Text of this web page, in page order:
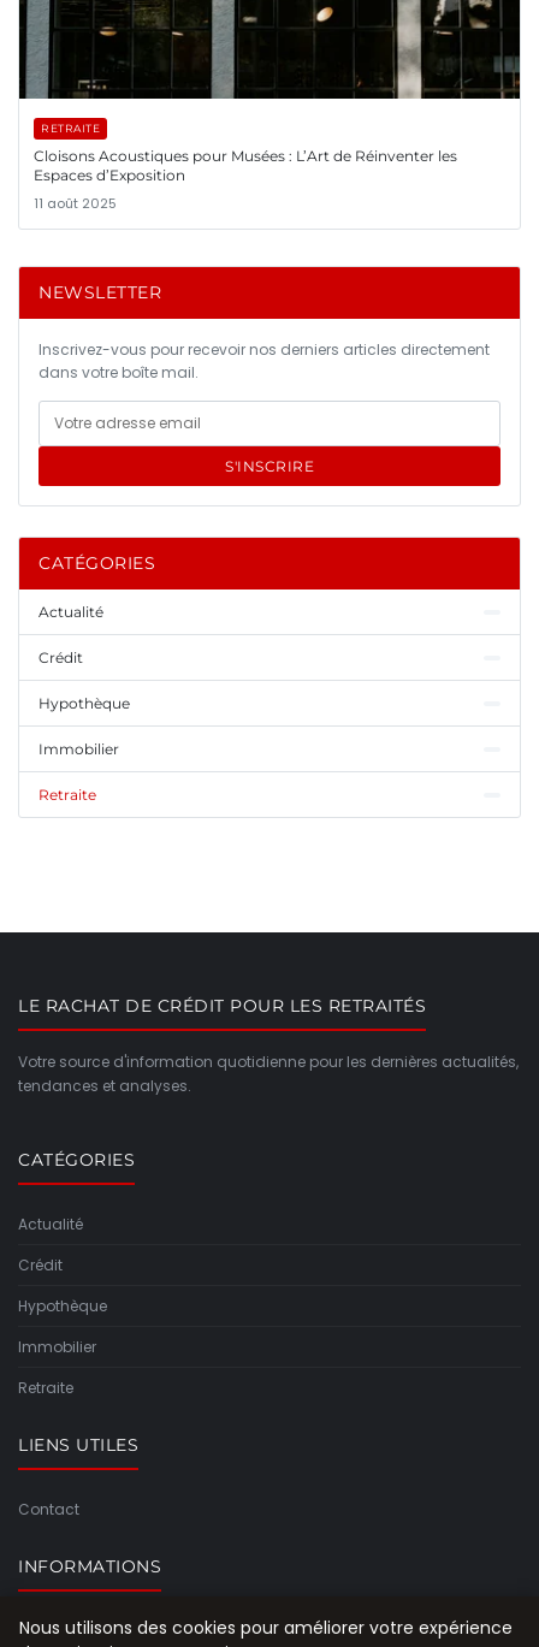
RETRAITE
Cloisons Acoustiques pour Musées : L’Art de Réinventer les
Espaces d’Exposition
11 août 2025
NEWSLETTER
Inscrivez-vous pour recevoir nos derniers articles directement
dans votre boîte mail.
S'INSCRIRE
CATÉGORIES
Actualité
Crédit
Hypothèque
Immobilier
Retraite
LE RACHAT DE CRÉDIT POUR LES RETRAITÉS
Votre source d'information quotidienne pour les dernières actualités,
tendances et analyses.
CATÉGORIES
Actualité
Crédit
Hypothèque
Immobilier
Retraite
LIENS UTILES
Contact
INFORMATIONS
Plan du site
Nous utilisons des cookies pour améliorer votre expérience